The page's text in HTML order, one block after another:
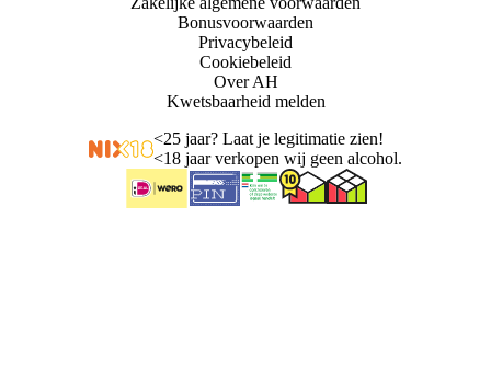
Bonusvoorwaarden
Privacybeleid
Cookiebeleid
Over AH
Kwetsbaarheid melden
<25 jaar? Laat je legitimatie zien!
<18 jaar verkopen wij geen alcohol.